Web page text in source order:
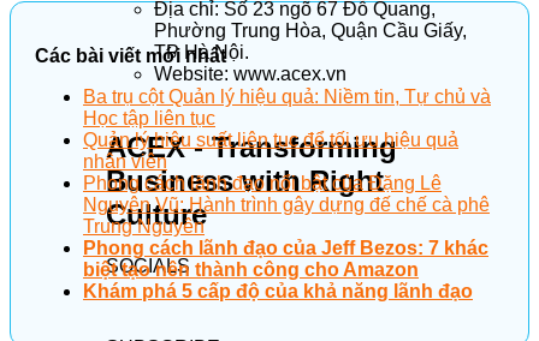
Địa chỉ: Số 23 ngõ 67 Đỗ Quang,
Phường Trung Hòa, Quận Cầu Giấy,
TP Hà Nội.
Website: www.acex.vn
ACEX - Transforming
Business with Right
Culture
SOCIALS
Các bài viết mới nhất
Ba trụ cột Quản lý hiệu quả: Niềm tin, Tự chủ và
Học tập liên tục
Quản lý hiệu suất liên tục để tối ưu hiệu quả
nhân viên
Phong cách lãnh đạo nổi bật của Đặng Lê
Nguyên Vũ: Hành trình gây dựng đế chế cà phê
Trung Nguyên
Phong cách lãnh đạo của Jeff Bezos: 7 khác
biệt tạo nên thành công cho Amazon
Khám phá 5 cấp độ của khả năng lãnh đạo